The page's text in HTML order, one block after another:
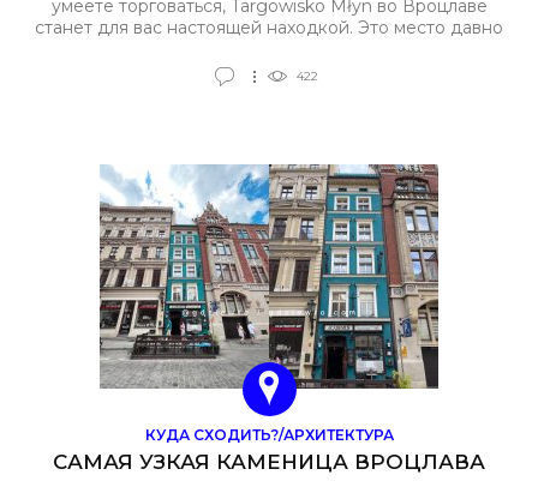
умеете торговаться, Targowisko Młyn во Вроцлаве
станет для вас настоящей находкой. Это место давно
ценнике — лишь повод начать разговор.
422
КУДА СХОДИТЬ?/АРХИТЕКТУРА
САМАЯ УЗКАЯ КАМЕНИЦА ВРОЦЛАВА